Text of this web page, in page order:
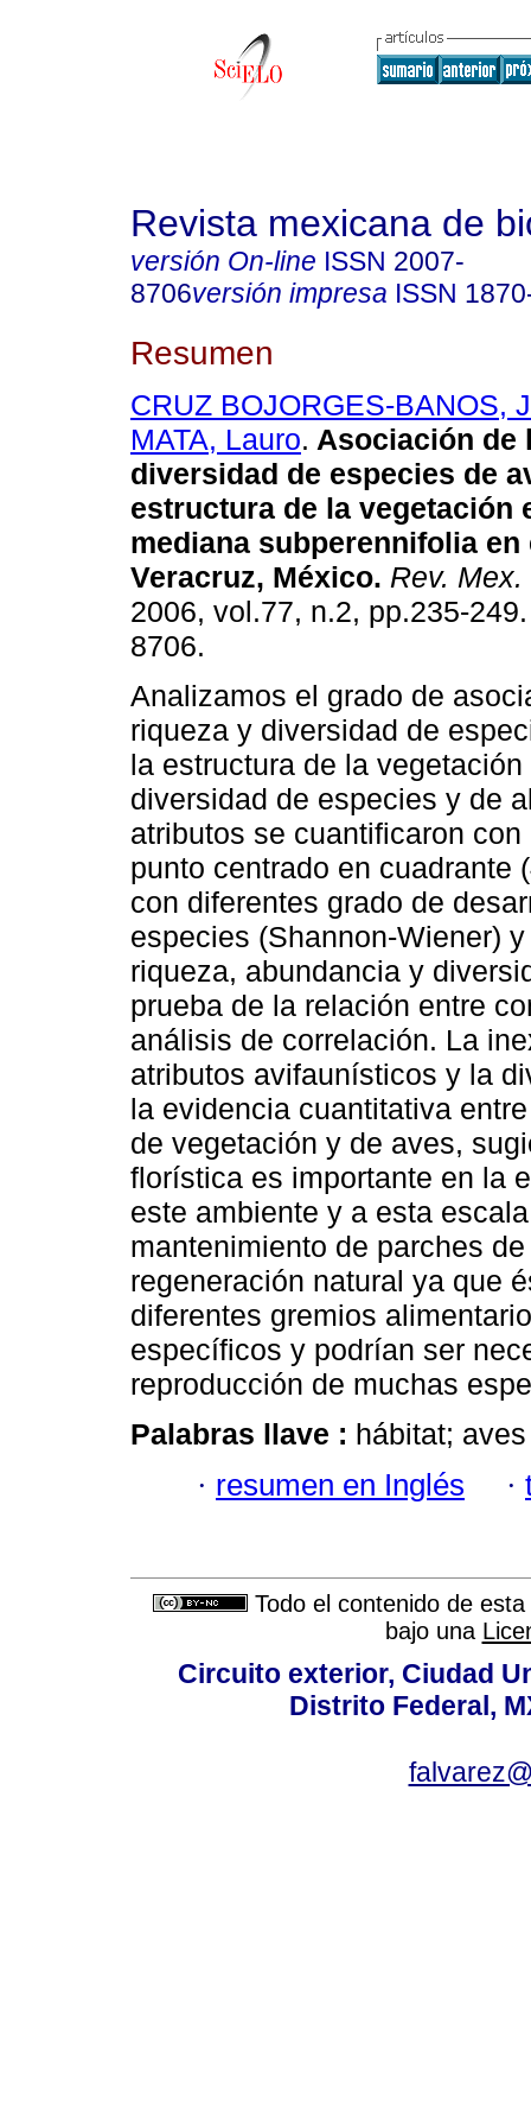
Revista mexicana de
versión On-line ISSN 2007-
8706versión impresa ISSN
Resumen
CRUZ BOJORGES-BANOS,
MATA, Lauro. Asociación de
diversidad de especies de
estructura de la vegetación
mediana subperennifolia en
Veracruz, México. Rev.
2006, vol.77, n.2, pp.235-
8706.
Analizamos el grado de
riqueza y diversidad de
la estructura de la
diversidad de especies y de
atributos se cuantificaron
punto centrado en cuadrante
con diferentes grado de
especies (Shannon-Wiener)
riqueza, abundancia y
prueba de la relación entre
análisis de correlación. La
atributos avifaunísticos y la
la evidencia cuantitativa
de vegetación y de aves,
florística es importante en la
este ambiente y a esta
mantenimiento de parches
regeneración natural ya que
diferentes gremios
específicos y podrían ser
reproducción de muchas
Palabras llave : hábitat;
· resumen en Inglés ·
Todo el contenido de
bajo una
Circuito exterior, Ciudad
Distrito Federal,